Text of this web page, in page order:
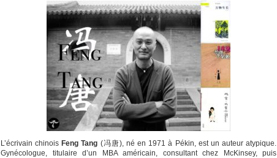
L’écrivain chinois Feng Tang (冯唐), né en 1971 à Pékin, est un auteur atypique.
Gynécologue, titulaire d’un MBA américain, consultant chez McKinsey, puis